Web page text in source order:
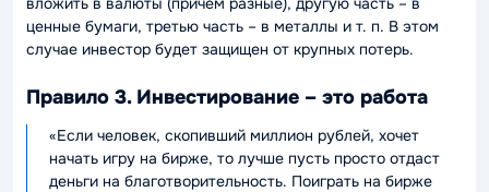
ценные бумаги, третью часть – в металлы и т. п. В этом
случае инвестор будет защищен от крупных потерь.
Правило 3. Инвестирование – это работа
«Если человек, скопивший миллион рублей, хочет
начать игру на бирже, то лучше пусть просто отдаст
деньги на благотворительность. Поиграть на бирже